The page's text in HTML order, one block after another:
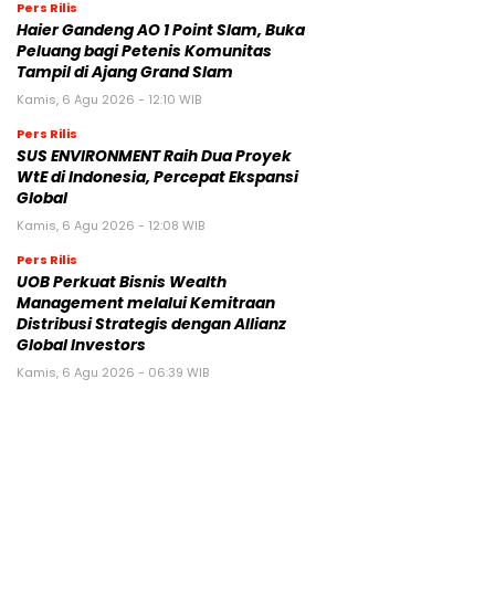
Pers Rilis
Haier Gandeng AO 1 Point Slam, Buka
Peluang bagi Petenis Komunitas
Tampil di Ajang Grand Slam
Kamis, 6 Agu 2026 - 12:10 WIB
Pers Rilis
SUS ENVIRONMENT Raih Dua Proyek
WtE di Indonesia, Percepat Ekspansi
Global
Kamis, 6 Agu 2026 - 12:08 WIB
Pers Rilis
UOB Perkuat Bisnis Wealth
Management melalui Kemitraan
Distribusi Strategis dengan Allianz
Global Investors
Kamis, 6 Agu 2026 - 06:39 WIB